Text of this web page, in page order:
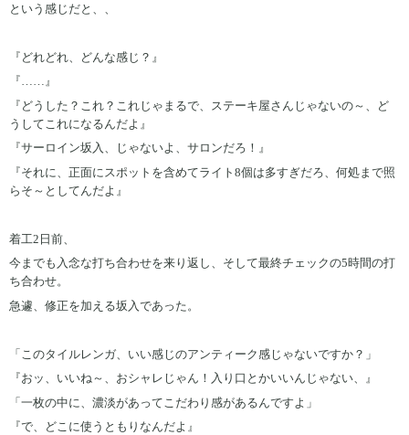
という感じだと、、
『どれどれ、どんな感じ？』
『……』
『どうした？これ？これじゃまるで、ステーキ屋さんじゃないの～、ど
うしてこれになるんだよ』
『サーロイン坂入、じゃないよ、サロンだろ！』
『それに、正面にスポットを含めてライト8個は多すぎだろ、何処まで照
らそ～としてんだよ』
着工2日前、
今までも入念な打ち合わせを来り返し、そして最終チェックの5時間の打
ち合わせ。
急遽、修正を加える坂入であった。
「このタイルレンガ、いい感じのアンティーク感じゃないですか？」
『おッ、いいね～、おシャレじゃん！入り口とかいいんじゃない、』
「一枚の中に、濃淡があってこだわり感があるんですよ」
『で、どこに使うともりなんだよ』